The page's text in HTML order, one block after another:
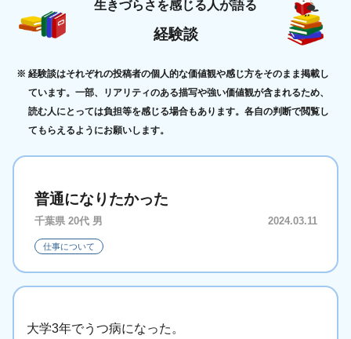
生きづらさを感じる人が語る
経験談
経験談はそれぞれの投稿者の個人的な価値観や感じ方をそのまま掲載し
ています。一部、リアリティのある描写や強い価値観が含まれるため、
読む人にとっては負担等を感じる場合もあります。各自の判断で閲覧し
てもらえるようにお願いします。
普通になりたかった
千葉県 20代 男 2024.03.11
仕事について
大学3年でうつ病になった。